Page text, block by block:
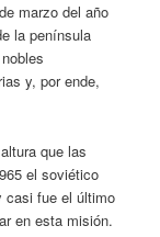
marzo del año
la península
y, por ende,
que las
el soviético
casi fue el último
en esta misión.